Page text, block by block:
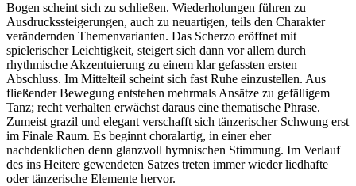
Bogen scheint sich zu schließen. Wiederholungen führen zu
Ausdruckssteigerungen, auch zu neuartigen, teils den Charakter
verändernden Themenvarianten. Das Scherzo eröffnet mit
spielerischer Leichtigkeit, steigert sich dann vor allem durch
rhythmische Akzentuierung zu einem klar gefassten ersten
Abschluss. Im Mittelteil scheint sich fast Ruhe einzustellen. Aus
fließender Bewegung entstehen mehrmals Ansätze zu gefälligem
Tanz; recht verhalten erwächst daraus eine thematische Phrase.
Zumeist grazil und elegant verschafft sich tänzerischer Schwung erst
im Finale Raum. Es beginnt choralartig, in einer eher
nachdenklichen denn glanzvoll hymnischen Stimmung. Im Verlauf
des ins Heitere gewendeten Satzes treten immer wieder liedhafte
oder tänzerische Elemente hervor.